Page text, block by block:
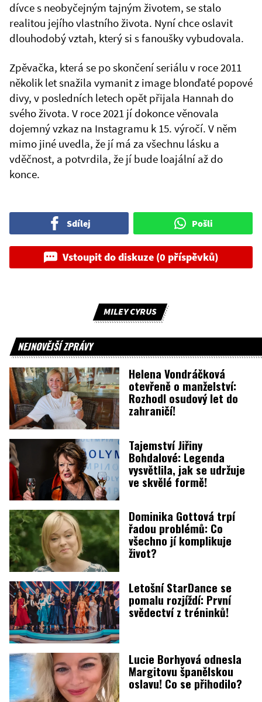
dívce s neobyčejným tajným životem, se stalo
realitou jejího vlastního života. Nyní chce oslavit
dlouhodobý vztah, který si s fanoušky vybudovala.
Zpěvačka, která se po skončení seriálu v roce 2011
několik let snažila vymanit z image blonďaté popové
divy, v posledních letech opět přijala Hannah do
svého života. V roce 2021 jí dokonce věnovala
dojemný vzkaz na Instagramu k 15. výročí. V něm
mimo jiné uvedla, že jí má za všechnu lásku a
vděčnost, a potvrdila, že jí bude loajální až do
konce.
Sdílej Pošli
Vstoupit do diskuze (0 příspěvků)
MILEY CYRUS
NEJNOVĚJŠÍ ZPRÁVY
Helena Vondráčková
otevřeně o manželství:
Rozhodl osudový let do
zahraničí!
Tajemství Jiřiny
Bohdalové: Legenda
vysvětlila, jak se udržuje
ve skvělé formě!
Dominika Gottová trpí
řadou problémů: Co
všechno jí komplikuje
život?
Letošní StarDance se
pomalu rozjíždí: První
svědectví z tréninků!
Lucie Borhyová odnesla
Margitovu španělskou
oslavu! Co se přihodilo?